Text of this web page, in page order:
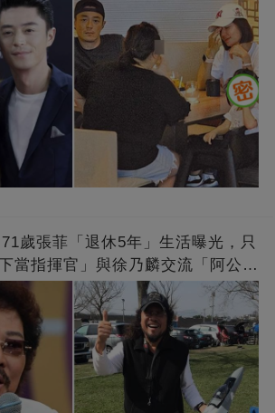
歲張菲「退休5年」生活曝光，只
當指揮官」與徐乃麟交流「阿公